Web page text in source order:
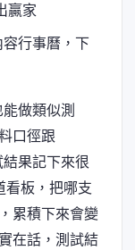
贏家
行事曆，下
做類似測
口徑跟
果記下來很
看板，把哪支
累積下來會變
在話，測試結